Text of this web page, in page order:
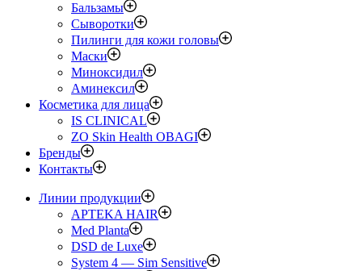
Бальзамы
Сыворотки
Пилинги для кожи головы
Маски
Миноксидил
Аминексил
Косметика для лица
IS CLINICAL
ZO Skin Health OBAGI
Бренды
Контакты
Линии продукции
APTEKA HAIR
Med Planta
DSD de Luxe
System 4 — Sim Sensitive